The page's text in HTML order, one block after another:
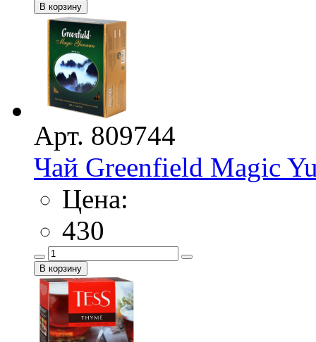
Арт. 809744
Чай Greenfield Magic
Цена:
430